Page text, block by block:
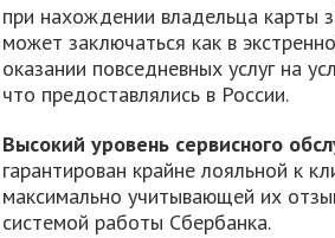
при нахождении владельца карты
может заключаться как в
оказании повседневных услуг на
что предоставлялись в России.
Высокий уровень сервисного
гарантирован крайне лояльной к
максимально учитывающей их
системой работы Сбербанка.